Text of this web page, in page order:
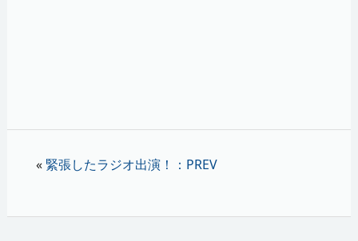
« 緊張したラジオ出演！：PREV